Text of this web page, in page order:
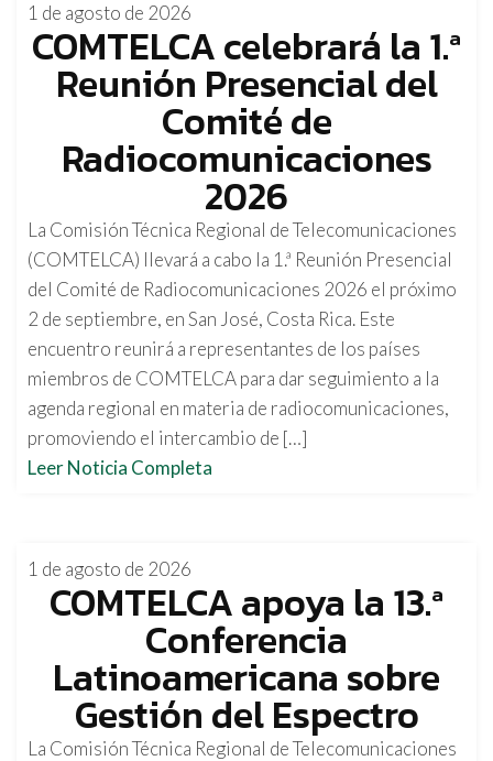
1 de agosto de 2026
COMTELCA celebrará la 1.ª
Reunión Presencial del
Comité de
Radiocomunicaciones
2026
La Comisión Técnica Regional de Telecomunicaciones
(COMTELCA) llevará a cabo la 1.ª Reunión Presencial
del Comité de Radiocomunicaciones 2026 el próximo
2 de septiembre, en San José, Costa Rica. Este
encuentro reunirá a representantes de los países
miembros de COMTELCA para dar seguimiento a la
agenda regional en materia de radiocomunicaciones,
promoviendo el intercambio de […]
Leer Noticia Completa
1 de agosto de 2026
COMTELCA apoya la 13.ª
Conferencia
Latinoamericana sobre
Gestión del Espectro
La Comisión Técnica Regional de Telecomunicaciones